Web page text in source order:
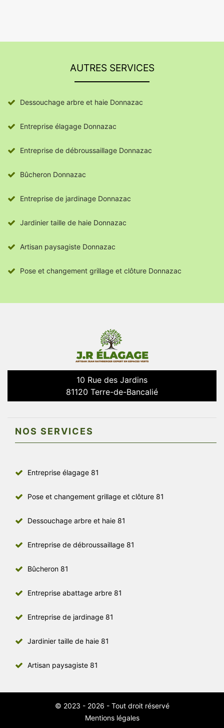
AUTRES SERVICES
Dessouchage arbre et haie Donnazac
Entreprise élagage Donnazac
Entreprise de débroussaillage Donnazac
Bûcheron Donnazac
Entreprise de jardinage Donnazac
Jardinier taille de haie Donnazac
Artisan paysagiste Donnazac
Pose et changement grillage et clôture Donnazac
10 Rue des Jardins
81120 Terre-de-Bancalié
NOS SERVICES
Entreprise élagage 81
Pose et changement grillage et clôture 81
Dessouchage arbre et haie 81
Entreprise de débroussaillage 81
Bûcheron 81
Entreprise abattage arbre 81
Entreprise de jardinage 81
Jardinier taille de haie 81
Artisan paysagiste 81
© 2023 - 2026 - Tout droit réservé
Mentions légales